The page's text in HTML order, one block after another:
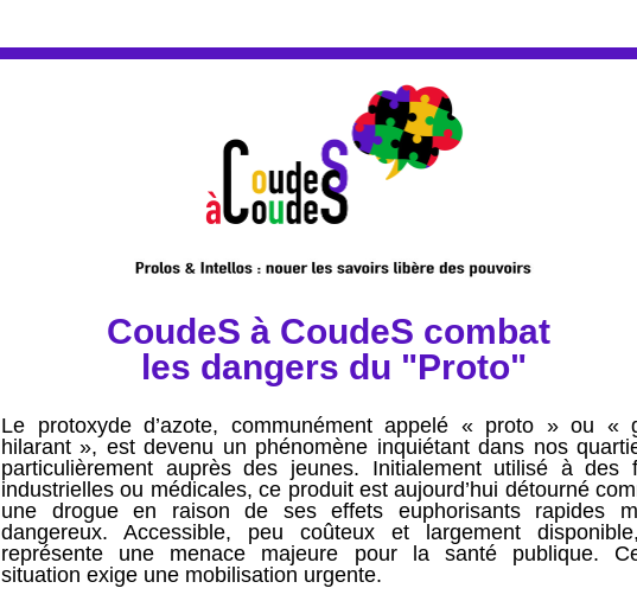
CoudeS à CoudeS combat
les dangers du "Proto"
Le protoxyde d’azote, communément appelé « proto » ou «
hilarant », est devenu un phénomène inquiétant dans nos
particulièrement auprès des jeunes. Initialement utilisé à des
industrielles ou médicales, ce produit est aujourd’hui détourné
une drogue en raison de ses effets euphorisants rapides
dangereux. Accessible, peu coûteux et largement
représente une menace majeure pour la santé publique.
situation exige une mobilisation urgente.